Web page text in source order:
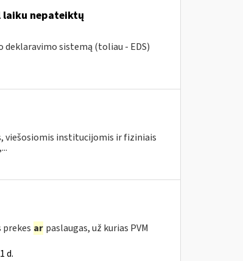
laiku nepateiktų
sistemą (toliau - EDS)
viešosiomis institucijomis ir fiziniais
prekes ar paslaugas, už kurias PVM
d.